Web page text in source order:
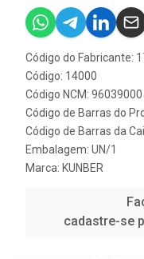
Código do Fabricante:
Código: 14000
Código NCM: 96039000
Código de Barras do
Código de Barras da
Embalagem: UN/1
Marca: KUNBER
cadastre-se